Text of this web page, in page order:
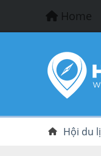
Home
Hội du